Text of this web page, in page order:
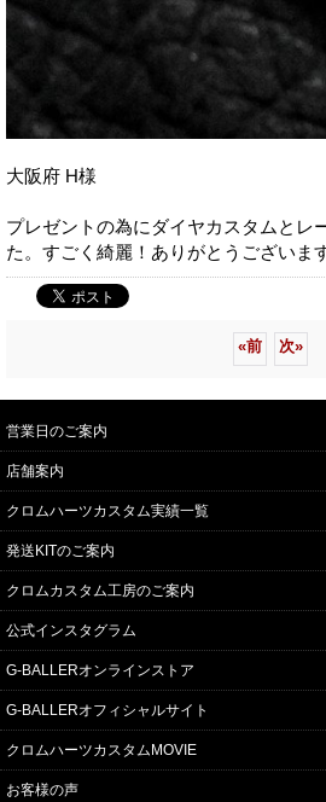
大阪府 H様
プレゼントの為にダイヤカスタムとレ
た。すごく綺麗！ありがとうございま
«前 次»
営業日のご案内
店舗案内
クロムハーツカスタム実績一覧
発送KITのご案内
クロムカスタム工房のご案内
公式インスタグラム
G-BALLERオンラインストア
G-BALLERオフィシャルサイト
クロムハーツカスタムMOVIE
お客様の声